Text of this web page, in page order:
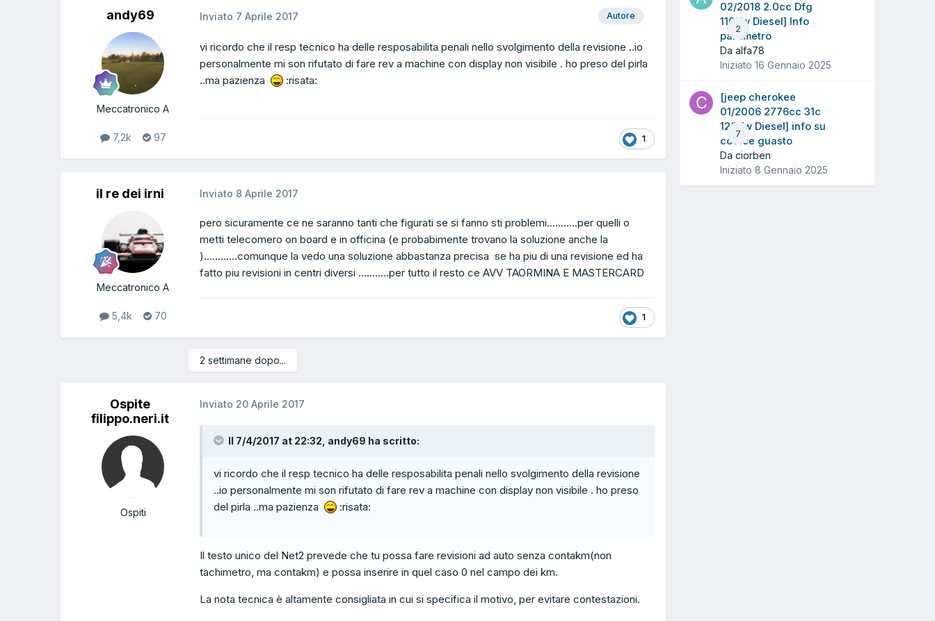
andy69
Meccatronico A
7,2k 97
Autore
Inviato 7 Aprile 2017
vi ricordo che il resp tecnico ha delle resposabilita penali nello svolgimento della revisione ..io
personalmente mi son rifutato di fare rev a machine con display non visibile . ho preso del pirla
..ma pazienza
:risata:
1
il re dei irni
Meccatronico A
5,4k 70
Inviato 8 Aprile 2017
pero sicuramente ce ne saranno tanti che figurati se si fanno sti problemi...........per quelli o
metti telecomero on board e in officina (e probabimente trovano la soluzione anche la
)............comunque la vedo una soluzione abbastanza precisa se ha piu di una revisione ed ha
fatto piu revisioni in centri diversi ...........per tutto il resto ce AVV TAORMINA E MASTERCARD
1
2 settimane dopo...
Ospite
filippo.neri.it
Ospiti
Inviato 20 Aprile 2017
Il 7/4/2017 at 22:32, andy69 ha scritto:
vi ricordo che il resp tecnico ha delle resposabilita penali nello svolgimento della revisione
..io personalmente mi son rifutato di fare rev a machine con display non visibile . ho preso
del pirla ..ma pazienza
:risata:
Il testo unico del Net2 prevede che tu possa fare revisioni ad auto senza contakm(non
tachimetro, ma contakm) e possa inserire in quel caso 0 nel campo dei km.
La nota tecnica è altamente consigliata in cui si specifica il motivo, per evitare contestazioni.
2
02/2018 2.0cc Dfg
110Kw Diesel] Info
parametro
Da alfa78
Iniziato 16 Gennaio 2025
7
[jeep cherokee
01/2006 2776cc 31c
120Kw Diesel] info su
codice guasto
Da ciorben
Iniziato 8 Gennaio 2025